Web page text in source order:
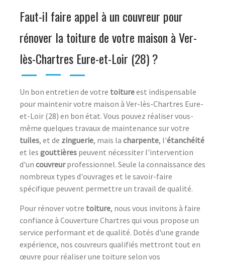
Faut-il faire appel à un couvreur pour
rénover la toiture de votre maison à Ver-
lès-Chartres Eure-et-Loir (28) ?
Un bon entretien de votre toitureest indispensable
pour maintenir votre maison à Ver-lès-Chartres Eure-
et-Loir (28) en bon état. Vous pouvez réaliser vous-
même quelques travaux de maintenance sur votre
tuiles, et de zinguerie, mais la charpente, l'étanchéité
et les gouttières peuvent nécessiter l'intervention
d'un couvreurprofessionnel. Seule la connaissance des
nombreux types d'ouvrages et le savoir-faire
spécifique peuvent permettre un travail de qualité.
Pour rénover votre toiture, nous vous invitons à faire
confiance à Couverture Chartres qui vous propose un
service performant et de qualité. Dotés d'une grande
expérience, nos couvreurs qualifiés mettront tout en
œuvre pour réaliser une toiture selon vos